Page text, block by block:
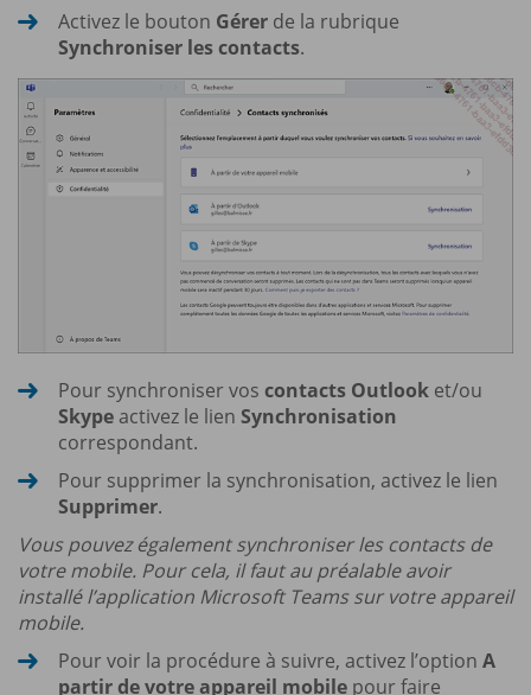
Activez le bouton Gérer de la rubrique
Synchroniser les contacts.
Pour synchroniser vos contacts Outlook et/ou
Skypeactivez le lien Synchronisation
correspondant.
Pour supprimer la synchronisation, activez le lien
Supprimer.
Vous pouvez également synchroniser les contacts de
votre mobile. Pour cela, il faut au préalable avoir
installé l’application Microsoft Teams sur votre appareil
mobile.
Pour voir la procédure à suivre, activez l’option A
partir de votre appareil mobile pour faire